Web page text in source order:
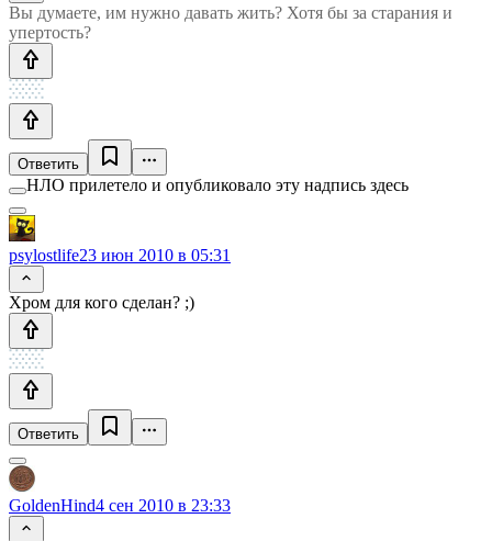
Вы думаете, им нужно давать жить? Хотя бы за старания и
упертость?
Ответить
НЛО прилетело и опубликовало эту надпись здесь
psylostlife23 июн 2010 в 05:31
Хром для кого сделан? ;)
Ответить
GoldenHind4 сен 2010 в 23:33